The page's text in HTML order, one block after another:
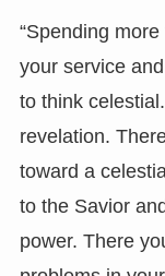
“Spending
your service
to think
revelation.
toward a
to the Savior
power. There